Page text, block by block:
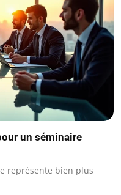
un séminaire
représente bien plus